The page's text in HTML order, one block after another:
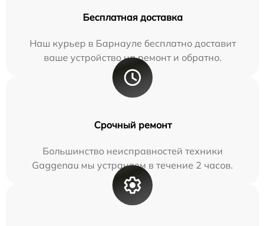
Бесплатная доставка
Наш курьер в Барнауле бесплатно доставит
ваше устройство на ремонт и обратно.
Срочный ремонт
Большинство неисправностей техники
Gaggenau мы устраняем в течение 2 часов.